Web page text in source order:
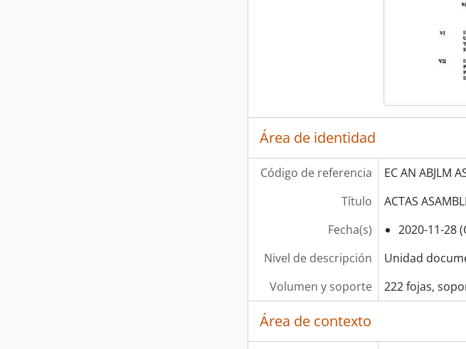
Área de identidad
Código de referencia
EC AN ABJLM
Título
ACTAS
Fecha(s)
2020-11-28
Nivel de descripción
Unidad
Volumen y soporte
222 fojas,
Área de contexto